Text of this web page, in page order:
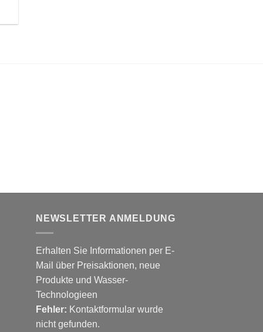
NEWSLETTER ANMELDUNG
Erhalten Sie Informationen per E-
Mail über Preisaktionen, neue
Produkte und Wasser-
Technologieen
Fehler: Kontaktformular wurde
nicht gefunden.